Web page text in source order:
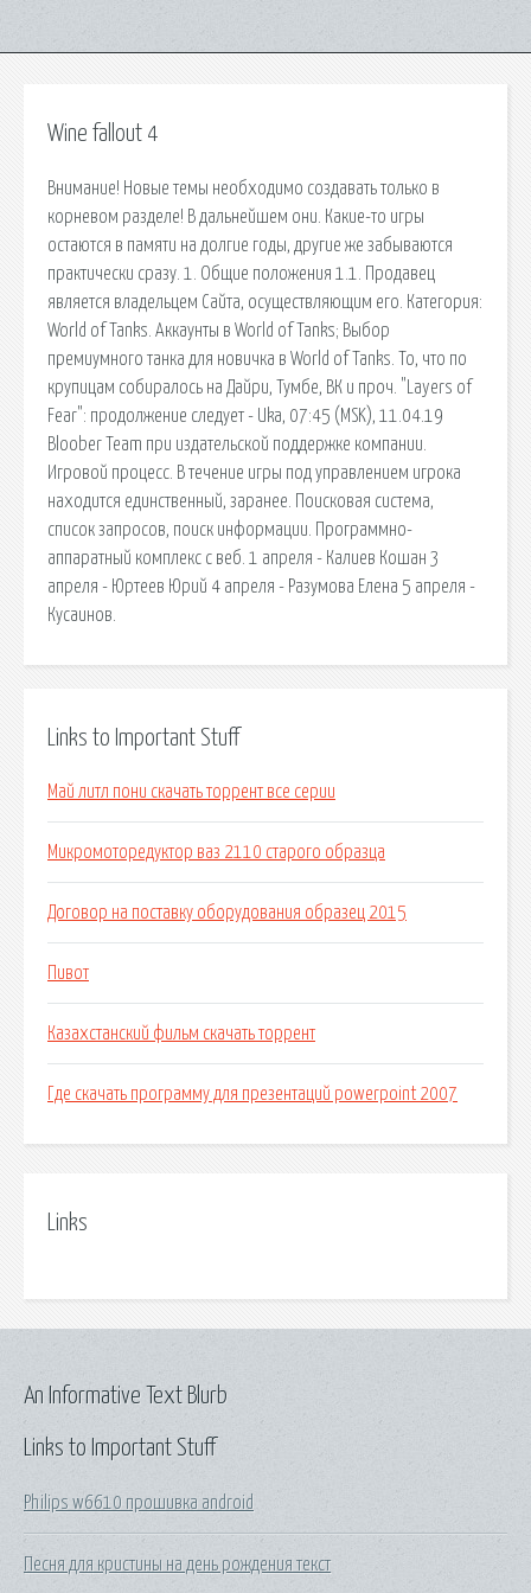
Wine fallout 4
Внимание! Новые темы необходимо создавать только в
корневом разделе! В дальнейшем они. Какие-то игры
остаются в памяти на долгие годы, другие же забываются
практически сразу. 1. Общие положения 1.1. Продавец
является владельцем Сайта, осуществляющим его. Категория:
World of Tanks. Аккаунты в World of Tanks; Выбор
премиумного танка для новичка в World of Tanks. То, что по
крупицам собиралось на Дайри, Тумбе, ВК и проч. "Layers of
Fear": продолжение следует - Uka, 07:45 (MSK), 11.04.19
Bloober Team при издательской поддержке компании.
Игровой процесс. В течение игры под управлением игрока
находится единственный, заранее. Поисковая сиcтема,
список запросов, поиск информации. Программно-
аппаратный комплекс с веб. 1 апреля - Калиев Кошан 3
апреля - Юртеев Юрий 4 апреля - Разумова Елена 5 апреля -
Кусаинов.
Links to Important Stuff
Май литл пони скачать торрент все серии
Микромоторедуктор ваз 2110 старого образца
Договор на поставку оборудования образец 2015
Пивот
Казахстанский фильм скачать торрент
Где скачать программу для презентаций powerpoint 2007
Links
Links to Important Stuff
Philips w6610 прошивка android
Песня для кристины на день рождения текст
An Informative Text Blurb